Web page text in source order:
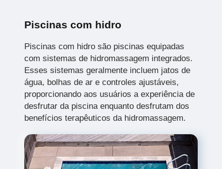
Piscinas com hidro
Piscinas com hidro são piscinas equipadas
com sistemas de hidromassagem integrados.
Esses sistemas geralmente incluem jatos de
água, bolhas de ar e controles ajustáveis,
proporcionando aos usuários a experiência de
desfrutar da piscina enquanto desfrutam dos
benefícios terapêuticos da hidromassagem.